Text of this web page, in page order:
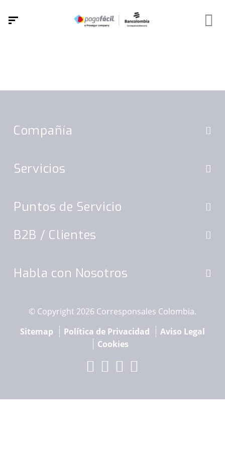
Compañía
Servicios
Puntos de Servicio
B2B / Clientes
Habla con Nosotros
© Copyright 2026 Corresponsales Colombia.
Sitemap
Política de Privacidad
Aviso Legal
Cookies